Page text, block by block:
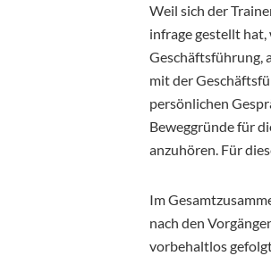
Weil sich der
infrage gestellt
Geschäftsführung,
mit der
persönlichen
Beweggründe für
anzuhören. Für
Im
nach den
vorbehaltlos